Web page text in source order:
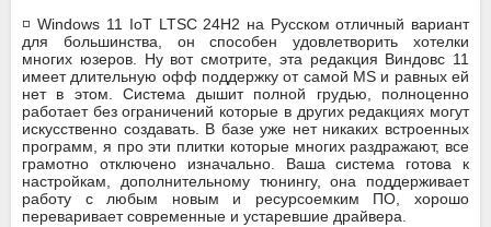
◽ Windows 11 IoT LTSC 24H2 на Русском отличный вариант
для большинства, он способен удовлетворить хотелки
многих юзеров. Ну вот смотрите, эта редакция Виндовс 11
имеет длительную офф поддержку от самой MS и равных ей
нет в этом. Система дышит полной грудью, полноценно
работает без ограничений которые в других редакциях могут
искусственно создавать. В базе уже нет никаких встроенных
программ, я про эти плитки которые многих раздражают, все
грамотно отключено изначально. Ваша система готова к
настройкам, дополнительному тюнингу, она поддерживает
работу с любым новым и ресурсоемким ПО, хорошо
переваривает современные и устаревшие драйвера.